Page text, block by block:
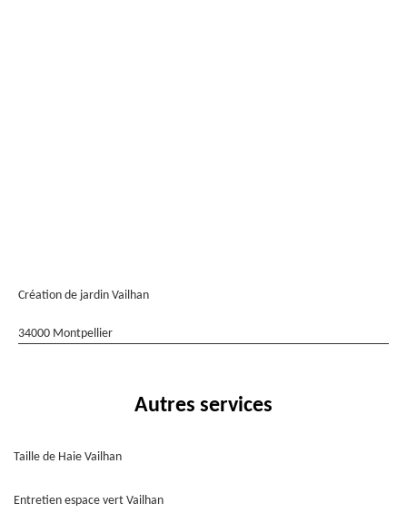
Création de jardin Vailhan
34000 Montpellier
Autres services
Taille de Haie Vailhan
Entretien espace vert Vailhan